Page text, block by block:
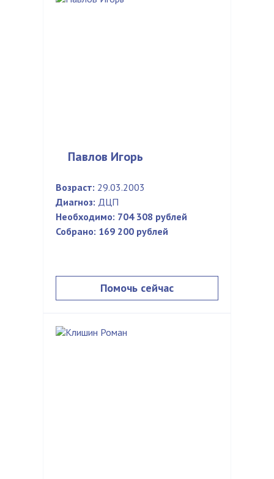
Павлов Игорь
Возраст: 29.03.2003
Диагноз: ДЦП
Необходимо: 704 308 рублей
Собрано: 169 200 рублей
Помочь сейчас